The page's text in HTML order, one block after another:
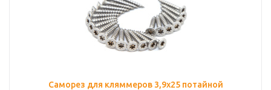
Саморез для кляммеров 3,9х25 потайной